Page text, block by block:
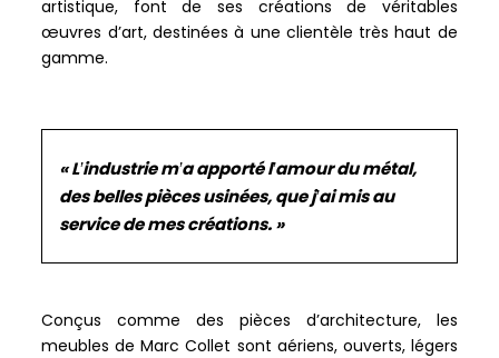
artistique, font de ses créations de véritables
œuvres d’art, destinées à une clientèle très haut de
gamme.
«L’industrie m’a apporté l’amour du métal,
des belles pièces usinées, que j’ai mis au
service de mes créations.»
Conçus comme des pièces d’architecture, les
meubles de Marc Collet sont aériens, ouverts, légers